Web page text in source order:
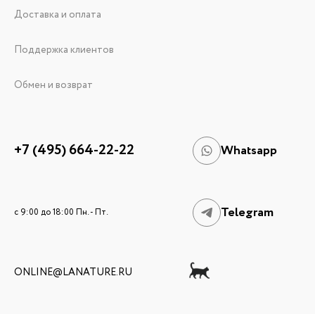
Доставка и оплата
Поддержка клиентов
Обмен и возврат
+7 (495) 664-22-22 Whatsapp
c 9:00 до 18:00 Пн. - Пт. Telegram
ONLINE@LANATURE.RU